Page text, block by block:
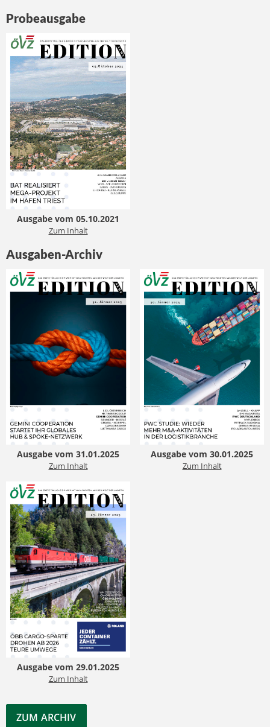
Probeausgabe
Ausgabe vom 05.10.2021
Zum Inhalt
Ausgaben-Archiv
Ausgabe vom 31.01.2025
Zum Inhalt
Ausgabe vom 30.01.2025
Zum Inhalt
Ausgabe vom 29.01.2025
Zum Inhalt
ZUM ARCHIV